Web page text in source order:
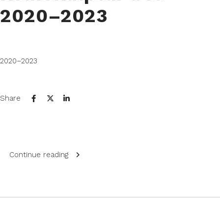
2020–2023
2020–2023
Share
Continue reading